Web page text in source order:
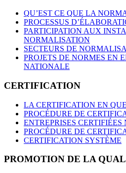
QU’EST CE QUE LA
PROCESSUS
PARTICIPATION AUX
NORMALISATION
SECTEURS DE
PROJETS DE NORMES EN
NATIONALE
CERTIFICATION
LA CERTIFICATION EN
PROCÉDURE DE
ENTREPRISES
PROCÉDURE DE
CERTIFICATION SYSTÈME
PROMOTION DE LA